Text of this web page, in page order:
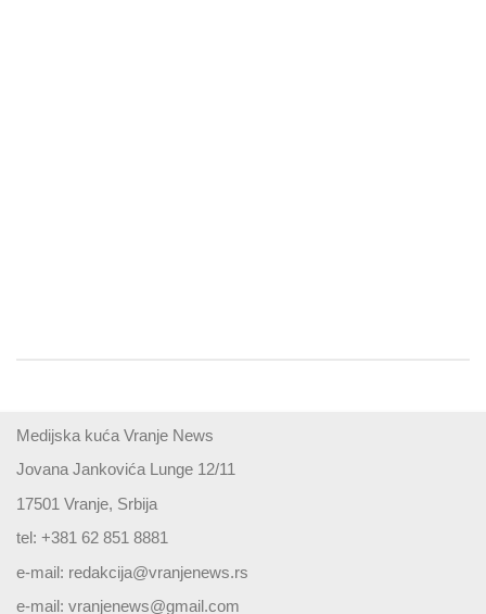
Medijska kuća Vranje News
Jovana Jankovića Lunge 12/11
17501 Vranje, Srbija
tel: +381 62 851 8881
e-mail: redakcija@vranjenews.rs
e-mail: vranjenews@gmail.com